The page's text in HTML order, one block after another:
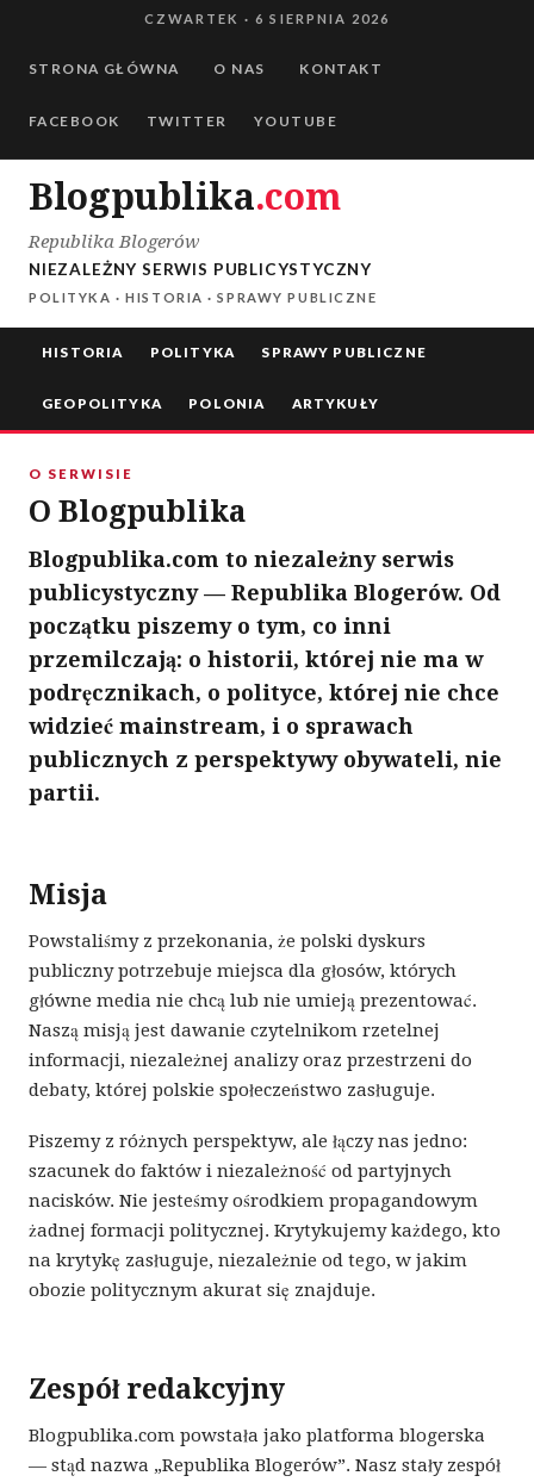
treści
Przejdź do treściCZWARTEK · 6 SIERPNIA 2026
STRONA GŁÓWNA O NAS KONTAKT
FACEBOOK TWITTER YOUTUBE
Blogpublika.com
Republika Blogerów
NIEZALEŻNY SERWIS PUBLICYSTYCZNY
POLITYKA · HISTORIA · SPRAWY PUBLICZNE
HISTORIA POLITYKA SPRAWY PUBLICZNE
GEOPOLITYKA POLONIA ARTYKUŁY
O SERWISIE
O Blogpublika
Blogpublika.com to niezależny serwis
publicystyczny — Republika Blogerów. Od
początku piszemy o tym, co inni
przemilczają: o historii, której nie ma w
podręcznikach, o polityce, której nie chce
widzieć mainstream, i o sprawach
publicznych z perspektywy obywateli, nie
partii.
Misja
Powstaliśmy z przekonania, że polski dyskurs
publiczny potrzebuje miejsca dla głosów, których
główne media nie chcą lub nie umieją prezentować.
Naszą misją jest dawanie czytelnikom rzetelnej
informacji, niezależnej analizy oraz przestrzeni do
debaty, której polskie społeczeństwo zasługuje.
Piszemy z różnych perspektyw, ale łączy nas jedno:
szacunek do faktów i niezależność od partyjnych
nacisków. Nie jesteśmy ośrodkiem propagandowym
żadnej formacji politycznej. Krytykujemy każdego, kto
na krytykę zasługuje, niezależnie od tego, w jakim
obozie politycznym akurat się znajduje.
Zespół redakcyjny
Blogpublika.com powstała jako platforma blogerska
— stąd nazwa „Republika Blogerów”. Nasz stały zespół